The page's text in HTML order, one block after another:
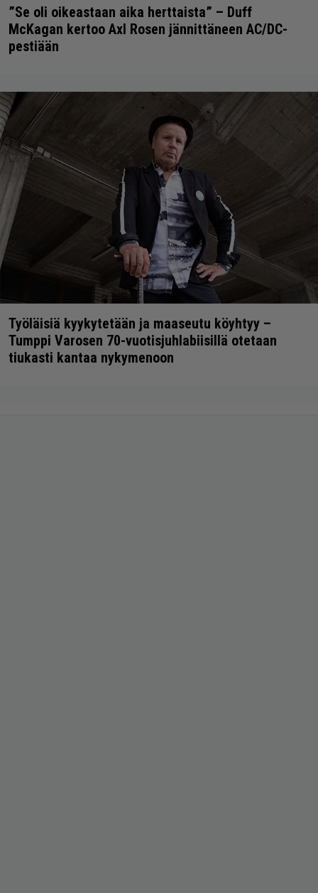
”Se oli oikeastaan aika herttaista” – Duff
McKagan kertoo Axl Rosen jännittäneen AC/DC-
pestiään
Työläisiä kyykytetään ja maaseutu köyhtyy –
Tumppi Varosen 70-vuotisjuhlabiisillä otetaan
tiukasti kantaa nykymenoon